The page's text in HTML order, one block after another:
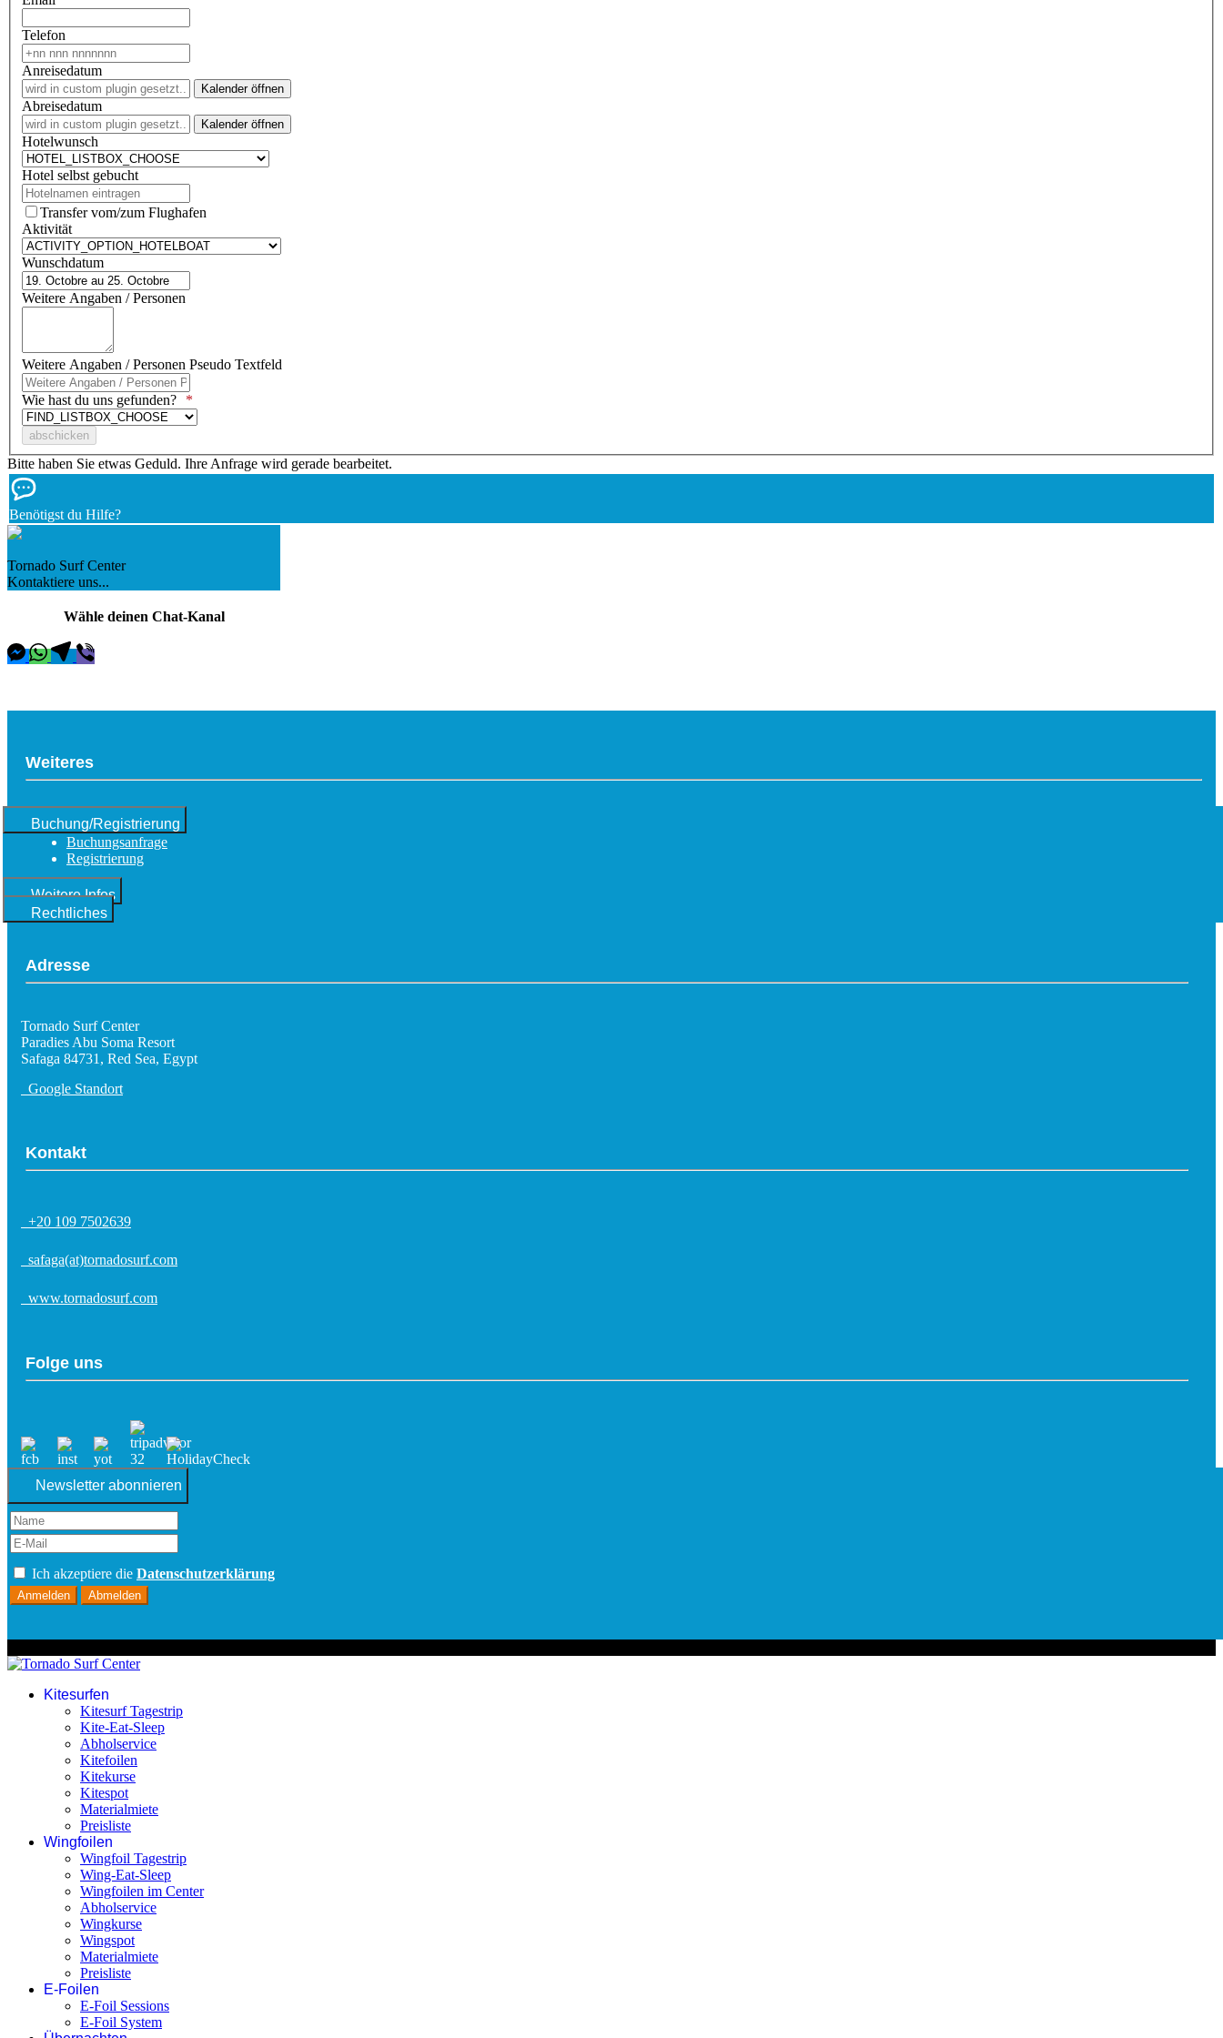
Telefon
Anreisedatum
Kalender öffnen
Abreisedatum
Kalender öffnen
Hotelwunsch
Hotel selbst gebucht
Transfer vom/zum Flughafen
Aktivität
Wunschdatum
Weitere Angaben / Personen
Weitere Angaben / Personen Pseudo Textfeld
Wie hast du uns gefunden?
Bitte haben Sie etwas Geduld. Ihre Anfrage wird gerade bearbeitet.
Benötigst du Hilfe?
Tornado Surf Center
Kontaktiere uns...
Wähle deinen Chat-Kanal
Weiteres
Buchung/Registrierung
Buchungsanfrage
Registrierung
Weitere Infos
Rechtliches
Adresse
Tornado Surf Center
Paradies Abu Soma Resort
Safaga 84731, Red Sea, Egypt
Google Standort
Kontakt
+20 109 7502639
safaga(at)tornadosurf.com
www.tornadosurf.com
Folge uns
Newsletter abonnieren
Ich akzeptiere die Datenschutzerklärung
Anmelden Abmelden
Kitesurfen
Kitesurf Tagestrip
Kite-Eat-Sleep
Abholservice
Kitefoilen
Kitekurse
Kitespot
Materialmiete
Preisliste
Wingfoilen
Wingfoil Tagestrip
Wing-Eat-Sleep
Wingfoilen im Center
Abholservice
Wingkurse
Wingspot
Materialmiete
Preisliste
E-Foilen
E-Foil Sessions
E-Foil System